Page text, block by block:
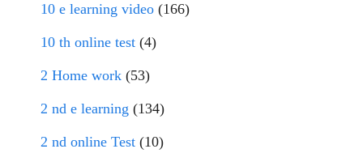
10 e learning video (166)
10 th online test (4)
2 Home work (53)
2 nd e learning (134)
2 nd online Test (10)